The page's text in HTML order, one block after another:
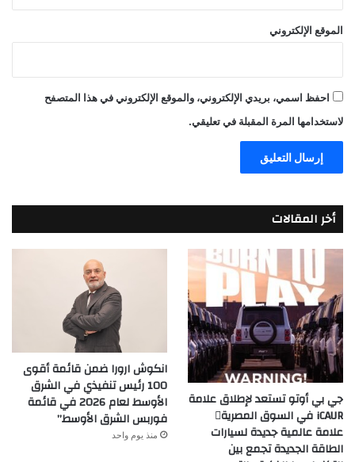
الموقع الإلكتروني
احفظ اسمي، بريدي الإلكتروني، والموقع الإلكتروني في هذا المتصفح
لاستخدامها المرة المقبلة في تعليقي.
أخر المقالات
جي بي أوتو تستعد لإطلاق علامة
iCAUR في السوق المصرية
علامة عالمية جديدة لسيارات
الطاقة الجديدة تجمع بين
انكوش ارورا ضمن قائمة أقوى
100 رئيس تنفيذي في الشرق
الأوسط لعام 2026 في قائمة
فوربس الشرق الأوسط”
منذ يوم واحد